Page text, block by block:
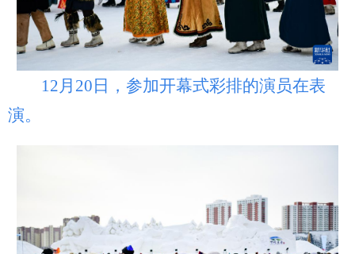
12月20日，参加开幕式彩排的演员在表
演。